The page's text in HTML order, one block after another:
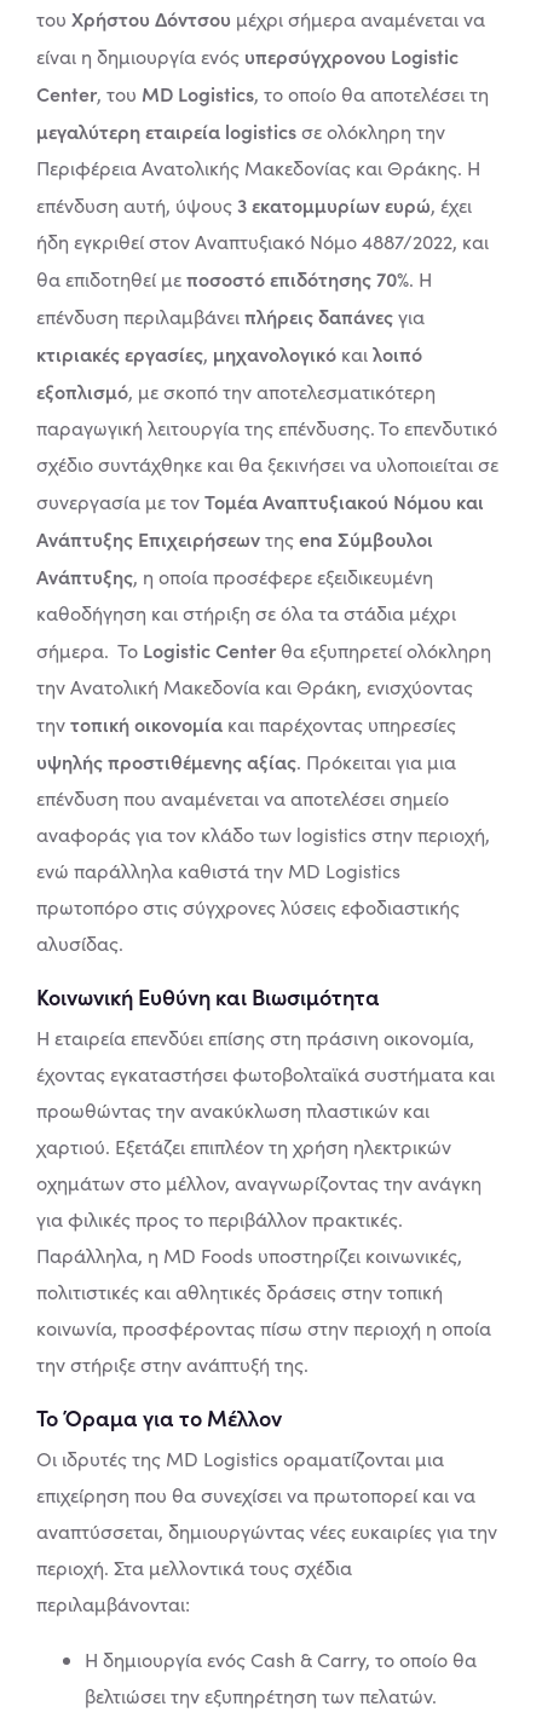
του Χρήστου Δόντσου μέχρι σήμερα αναμένεται να
είναι η δημιουργία ενός υπερσύγχρονου Logistic
Center, του MD Logistics, το οποίο θα αποτελέσει τη
μεγαλύτερη εταιρεία logisticsσε ολόκληρη την
Περιφέρεια Ανατολικής Μακεδονίας και Θράκης. Η
επένδυση αυτή, ύψους3 εκατομμυρίων ευρώ, έχει
ήδη εγκριθεί στον Αναπτυξιακό Νόμο 4887/2022, και
θα επιδοτηθεί μεποσοστό επιδότησης 70%. Η
επένδυση περιλαμβάνειπλήρεις δαπάνεςγια
κτιριακές εργασίες, μηχανολογικό καιλοιπό
εξοπλισμό, με σκοπό την αποτελεσματικότερη
παραγωγική λειτουργία της επένδυσης. Το επενδυτικό
σχέδιο συντάχθηκε και θα ξεκινήσει να υλοποιείται σε
συνεργασία με τονΤομέα Αναπτυξιακού Νόμου και
Ανάπτυξης Επιχειρήσεωντηςena Σύμβουλοι
Ανάπτυξης, η οποία προσέφερε εξειδικευμένη
καθοδήγηση και στήριξη σε όλα τα στάδια μέχρι
σήμερα. Το Logistic Centerθα εξυπηρετεί ολόκληρη
την Ανατολική Μακεδονία και Θράκη, ενισχύοντας
τηντοπική οικονομία και παρέχοντας υπηρεσίες
υψηλής προστιθέμενης αξίας. Πρόκειται για μια
επένδυση που αναμένεται να αποτελέσει σημείο
αναφοράς για τον κλάδο των logistics στην περιοχή,
ενώ παράλληλα καθιστά την MD Logistics
πρωτοπόρο στις σύγχρονες λύσεις εφοδιαστικής
αλυσίδας.
Κοινωνική Ευθύνη και Βιωσιμότητα
Η εταιρεία επενδύει επίσης στη πράσινη οικονομία,
έχοντας εγκαταστήσει φωτοβολταϊκά συστήματα και
προωθώντας την ανακύκλωση πλαστικών και
χαρτιού. Εξετάζει επιπλέον τη χρήση ηλεκτρικών
οχημάτων στο μέλλον, αναγνωρίζοντας την ανάγκη
για φιλικές προς το περιβάλλον πρακτικές.
Παράλληλα, η MD Foods υποστηρίζει κοινωνικές,
πολιτιστικές και αθλητικές δράσεις στην τοπική
κοινωνία, προσφέροντας πίσω στην περιοχή η οποία
την στήριξε στην ανάπτυξή της.
Το Όραμα για το Μέλλον
Οι ιδρυτές της MD Logistics οραματίζονται μια
επιχείρηση που θα συνεχίσει να πρωτοπορεί και να
αναπτύσσεται, δημιουργώντας νέες ευκαιρίες για την
περιοχή. Στα μελλοντικά τους σχέδια
περιλαμβάνονται:
Η δημιουργία ενός Cash & Carry, το οποίο θα
βελτιώσει την εξυπηρέτηση των πελατών.